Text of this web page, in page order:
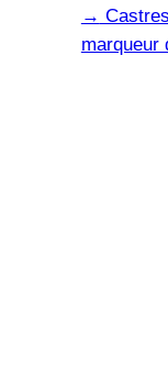
→
marqueur